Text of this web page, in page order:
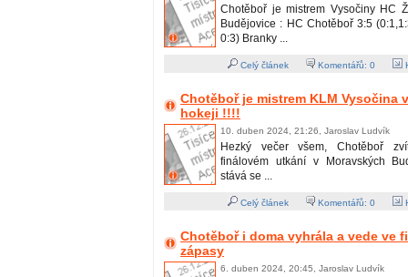
Chotěboř je mistrem Vysočiny HC
Budějovice : HC Chotěboř 3:5
0:3) Branky ...
Celý článek Komentářů: 0
Chotěboř je mistrem KLM Vysočina
hokeji !!!!
10. duben 2024, 21:26, Jaroslav Ludvík
Hezký večer všem, Chotěboř
finálovém utkání v Moravských
stává se ...
Celý článek Komentářů: 0
Chotěboř i doma vyhrála a vede ve
zápasy
6. duben 2024, 20:45, Jaroslav Ludvík